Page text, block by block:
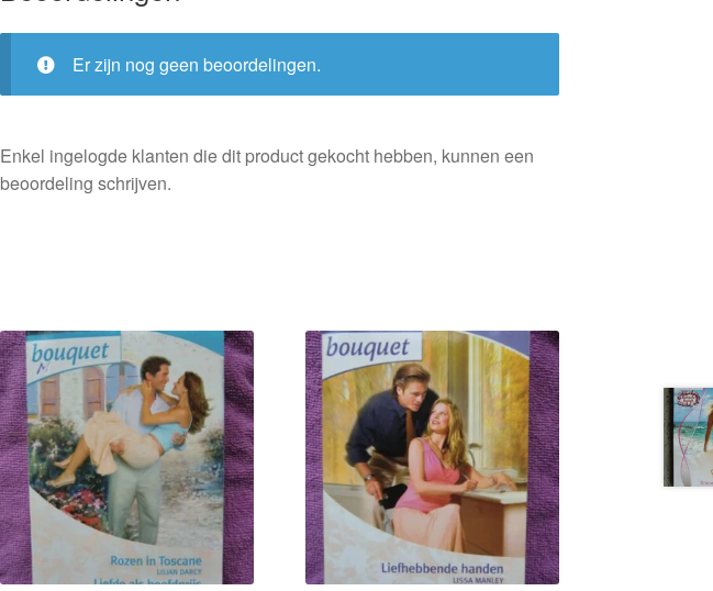
Er zijn nog geen beoordelingen.
Enkel ingelogde klanten die dit product gekocht hebben, kunnen een
beoordeling schrijven.